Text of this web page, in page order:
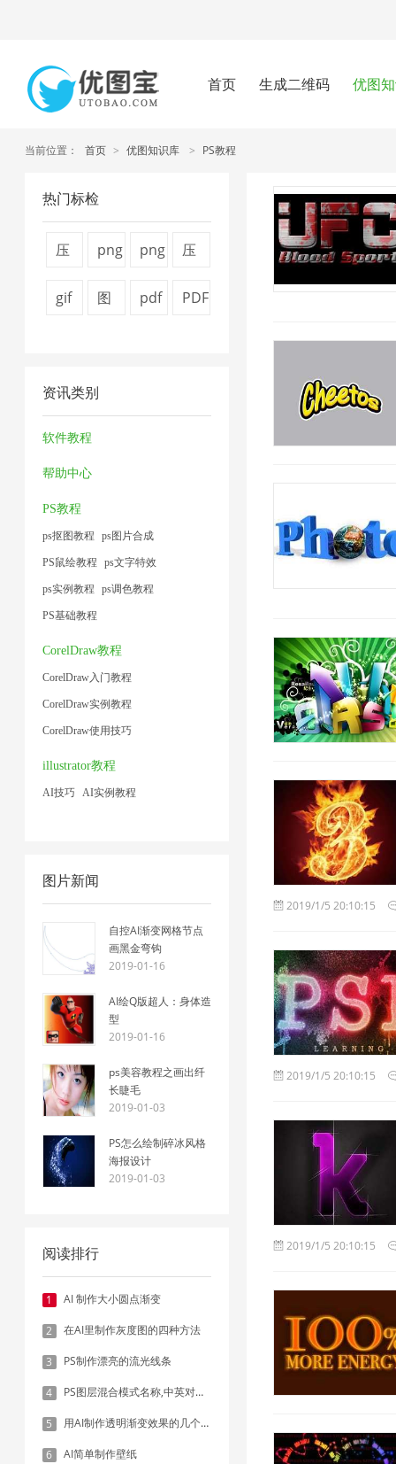
首页 生成二维码 优图
当前位置： 首页 > 优图知识库 > PS教程
热门标检
压
4
png
缩
1
png
1
压
小
gif
2
图
缩
pdf
PDF
资讯类别
软件教程
帮助中心
PS教程
ps抠图教程 ps图片合成
PS鼠绘教程 ps文字特效
ps实例教程 ps调色教程
PS基础教程
CorelDraw教程
CorelDraw入门教程
CorelDraw实例教程
CorelDraw使用技巧
illustrator教程
AI技巧 AI实例教程
图片新闻
自控AI渐变网格节点
画黑金弯钩
2019-01-16
AI绘Q版超人：身体造
型
2019-01-16
ps美容教程之画出纤
长睫毛
2019-01-03
PS怎么绘制碎冰风格
海报设计
2019-01-03
阅读排行
1 AI 制作大小圆点渐变
2 在AI里制作灰度图的四种方法
3 PS制作漂亮的流光线条
4 PS图层混合模式名称,中英对照表
5 用AI制作透明渐变效果的几个方法
6 AI简单制作壁纸
2019/1/5 20:10:15
2019/1/5 20:10:15
2019/1/5 20:10:15